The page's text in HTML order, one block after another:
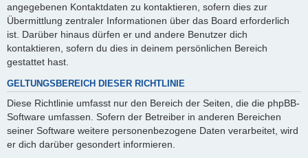
angegebenen Kontaktdaten zu kontaktieren, sofern dies zur
Übermittlung zentraler Informationen über das Board erforderlich
ist. Darüber hinaus dürfen er und andere Benutzer dich
kontaktieren, sofern du dies in deinem persönlichen Bereich
gestattet hast.
GELTUNGSBEREICH DIESER RICHTLINIE
Diese Richtlinie umfasst nur den Bereich der Seiten, die die phpBB-
Software umfassen. Sofern der Betreiber in anderen Bereichen
seiner Software weitere personenbezogene Daten verarbeitet, wird
er dich darüber gesondert informieren.